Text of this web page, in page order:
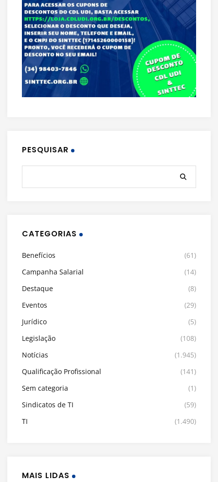
PESQUISAR
CATEGORIAS
Benefícios
(61)
Campanha Salarial
(14)
Destaque
(8)
Eventos
(29)
Jurídico
(5)
Legislação
(108)
Notícias
(1.945)
Qualificação Profissional
(141)
Sem categoria
(1)
Sindicatos de TI
(59)
TI
(1.490)
MAIS LIDAS